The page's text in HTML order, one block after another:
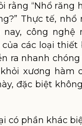
rằng “Nhổ răng
Thực tế,
công nghệ
các loại
ra nhanh
xương hàm
đặc biệt
có phần khác